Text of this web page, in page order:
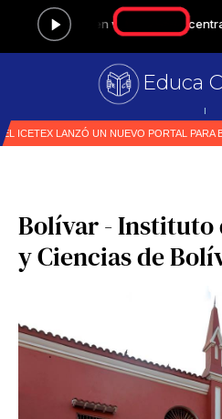
Educa
Primer
Bolívar - Instituto
y Ciencias de